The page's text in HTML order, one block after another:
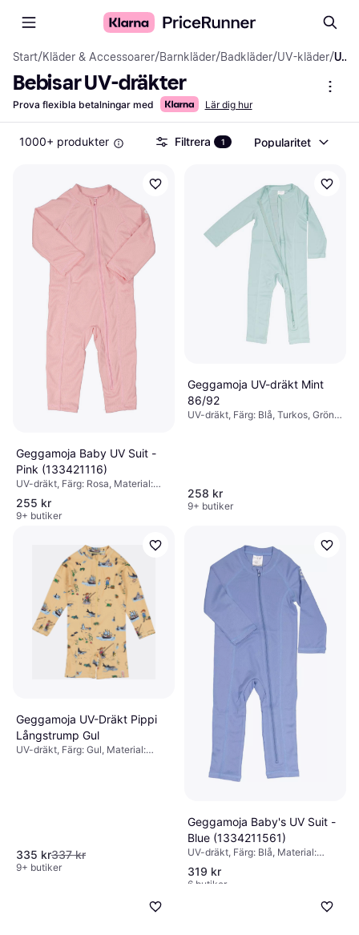
Start/Kläder & Accessoarer/Barnkläder/Badkläder/UV-kläder/ UV-dräkter
Bebisar UV-dräkter
Prova flexibla betalningar med Lär dig hur
1000+ produkter Filtrera 1 Popularitet
Geggamoja Baby UV Suit -
Pink (133421116)
UV-dräkt, Färg: Rosa, Material:
Mesh, Polyester, Mönster:
Enfärgad
255 kr
9+ butiker
Geggamoja UV-dräkt Mint
86/92
UV-dräkt, Färg: Blå, Turkos, Grön,
258 kr
9+ butiker
Geggamoja UV-Dräkt Pippi
Långstrump Gul
UV-dräkt, Färg: Gul, Material:
335 kr337 kr
9+ butiker
Geggamoja Baby's UV Suit -
Blue (1334211561)
UV-dräkt, Färg: Blå, Material:
Mesh, Polyester, Mönster:
Enfärgad
319 kr
6 butiker